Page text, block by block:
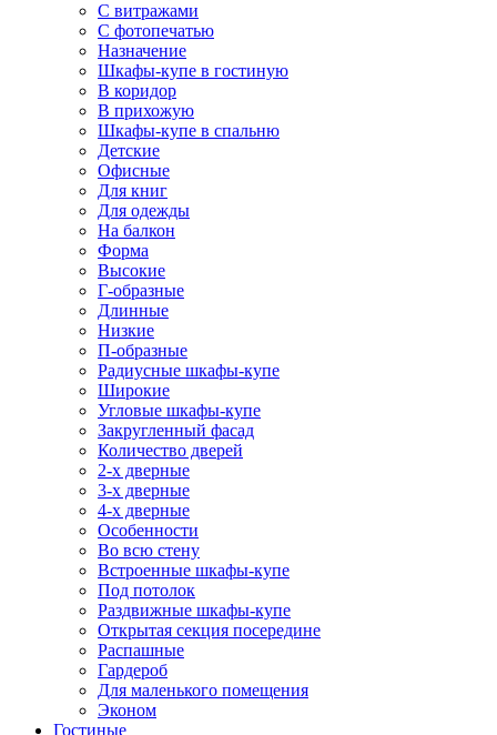
С витражами
С фотопечатью
Назначение
Шкафы-купе в гостиную
В коридор
В прихожую
Шкафы-купе в спальню
Детские
Офисные
Для книг
Для одежды
На балкон
Форма
Высокие
Г-образные
Длинные
Низкие
П-образные
Радиусные шкафы-купе
Широкие
Угловые шкафы-купе
Закругленный фасад
Количество дверей
2-х дверные
3-х дверные
4-х дверные
Особенности
Во всю стену
Встроенные шкафы-купе
Под потолок
Раздвижные шкафы-купе
Открытая секция посередине
Распашные
Гардероб
Для маленького помещения
Эконом
Гостиные